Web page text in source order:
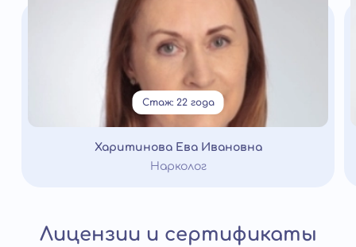
Стаж: 22 года
Харитинова Ева Ивановна
Нарколог
Лицензии и сертификаты